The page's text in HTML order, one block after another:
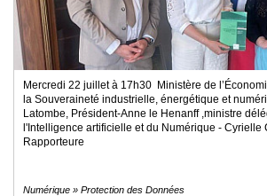
Mercredi 22 juillet à 17h30 Ministère de
la Souveraineté industrielle, énergétique et
Latombe, Président-Anne le Henanff ,ministre
l'Intelligence artificielle et du Numérique - Cyrielle
Rapporteure
Numérique » Protection des Données